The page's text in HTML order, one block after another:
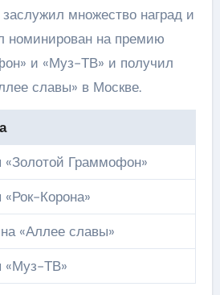
множество наград и
номинирован на премию
и «Муз-ТВ» и получил
славы» в Москве.
Граммофон»
Корона»
«Аллее славы»
«Муз-ТВ»